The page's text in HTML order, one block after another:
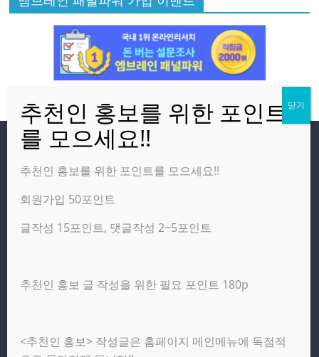
방문자
온라인 방문자:1
오늘의 조회수:254
광고 제휴 홍보 일반 문의 : apptechgo@naver.com
추천인 홍보를 위한 포인트를 모으세요!!
회원가입 50포인트
글작성 15포인트, 댓글작성 2~5포인트
추천인 홍보 글 작성을 위한 필요 포인트 180p
<추천인 홍보> 작성글은 홈페이지 메인메뉴에 독점적